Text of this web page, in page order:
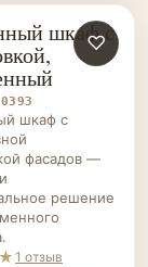
ЗАКАЗ ♡
шкаф с
шкаф с
фасадов —
решение
1 отзыв